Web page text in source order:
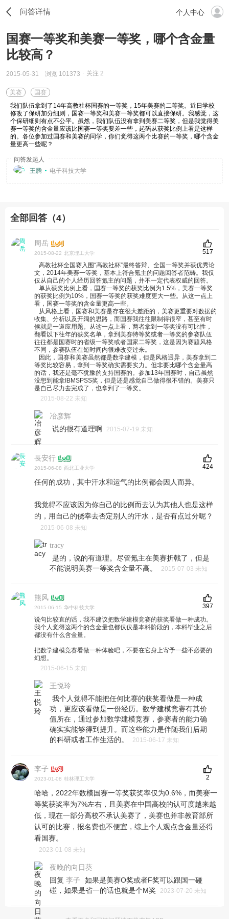
问答详情 个人中心
国赛一等奖和美赛一等奖，哪个含金量
比较高？
2015-05-31 浏览 101373 关注 2
美赛
国赛
我们队伍拿到了14年高教社杯国赛的一等奖，15年美赛的二等奖。近日学校
修改了保研加分细则，国赛一等奖和美赛一等奖都可以直接保研。我感觉，这
个保研细则有点不公平。虽然，我们队伍没有拿到美赛二等奖，但是我觉得美
赛一等奖的含金量应该比国赛一等奖要差一些，起码从获奖比例上看是这样
的。各位参加过国赛和美赛的同学，你们觉得这两个比赛的一等奖，哪个含金
量更高一些呢？
问答发起人
王腾
电子科技大学
全部回答（4）
周岳
2015-08-22 北京理工大学
高教社杯全国赛入围“高教社杯”最终答辩、全国一等奖并获优秀论
文，2014年美赛一等奖，基本上符合氪主的问题回答者范畴。我仅
仅从自己的个人经历回答氪主的问题，并不一定代表权威的回答。
单从获奖比例上看，国赛一等奖的获奖比例为1.5%，美赛一等奖
的获奖比例为10%，国赛一等奖的获奖难度更大一些。从这一点上
看，国赛一等奖的含金量更高一些。
从风格上看，国赛和美赛是存在很大差距的，美赛更重要对数据的
收集、分析以及开阔的思路，而国赛我往往限制得很窄，甚至有时
候就是一道应用题。从这一点上看，两者拿到一等奖没有可比性，
翻看以下往年的获奖名单，拿到美赛特等奖或者一等奖的参赛队伍
往往都是国赛时的省级一等奖或者国家二等奖，这是因为赛题风格
不同，参赛队伍在短时间内很难改变过来。
因此，国赛和美赛虽然都是数学建模，但是风格迥异，美赛拿到二
等奖比较容易，拿到一等奖确实需要实力。但非要比哪个含金量高
的话，我还是毫不犹豫的支持国赛的。参加13年国赛时，自己虽然
没想到能拿IBMSPSS奖，但是还是感觉自己做得很不错的。美赛只
是自己尽力去完成了，也拿到了一等奖。
2015-08-22 未知
517
冶彦辉
说的很有道理啊 2015-07-19 未知
長安行
2015-06-08 西北工业大学
任何的成功，其中汗水和运气的比例都会因人而异。
我觉得不应该因为你自己的比例而去认为其他人也是这样
的，用自己的侥幸去否定别人的汗水，是否有点过分呢？
2015-06-08 未知
424
tracy
是的，说的有道理。尽管氪主在美赛折戟了，但是
不能说明美赛一等奖含金量不高。
2015-07-03 未知
熊风
2015-06-15 华中科技大学
说句比较直的话，我不建议把数学建模竞赛的获奖看做一种成功。
我个人觉得这两个的含金量也都仅仅是本科阶段的，本科毕业之后
都没有什么含金量。
把数学建模竞赛看做一种体验吧，不要在它身上寄予一些不必要的
幻想。
2015-06-15 未知
397
王悦玲
我个人觉得不能把任何比赛的获奖看做是一种成
功，更应该看做是一份经历。数学建模竞赛有其价
值所在，通过参加数学建模竞赛，参赛者的能力确
确实实能够得到提升。而这些能力是伴随我们后期
的科研或者工作生活的。
2015-06-17 未知
李子
2023-01-08 桂林理工大学
哈哈，2022年数模国赛一等奖获奖率仅为0.6%，而美赛一
等奖获奖率为7%左右，且美赛在中国高校的认可度越来越
低，现在一部分高校不承认美赛了，美赛也并非教育部所
认可的比赛，报名费也不便宜，综上个人观点含金量还得
看国赛。
2023-01-08 未知
2
夜晚的向日葵
回复 李子
如果是美赛O奖或者F奖可以跟国一碰
碰，如果是省一的话也就是个M奖
2023-07-20 未知